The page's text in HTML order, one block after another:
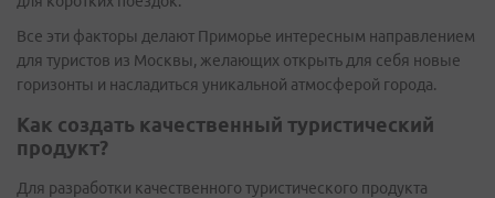
Все эти факторы делают Приморье интересным направлением
для туристов из Москвы, желающих открыть для себя новые
горизонты и насладиться уникальной атмосферой города.
Как создать качественный туристический
продукт?
Для разработки качественного туристического продукта